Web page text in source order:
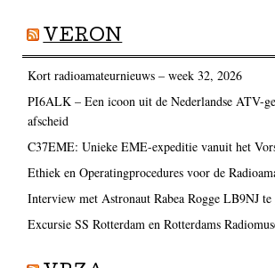
VERON
Kort radioamateurnieuws – week 32, 2026
PI6ALK – Een icoon uit de Nederlandse ATV-
afscheid
C37EME: Unieke EME-expeditie vanuit het
Ethiek en Operatingprocedures voor de
Interview met Astronaut Rabea Rogge LB9NJ
Excursie SS Rotterdam en Rotterdams